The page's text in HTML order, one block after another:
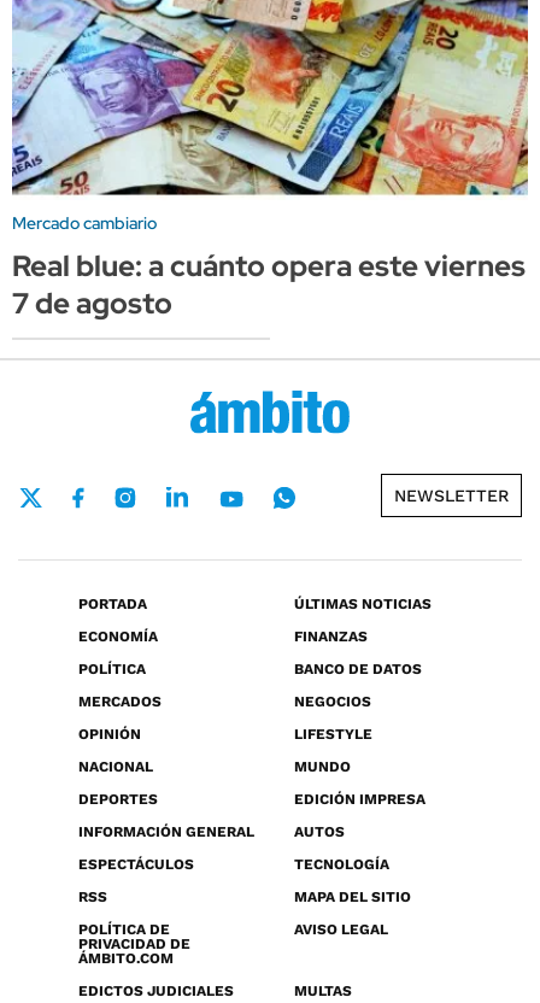
Mercado cambiario
Real blue: a cuánto opera este viernes
7 de agosto
NEWSLETTER
PORTADA
ÚLTIMAS NOTICIAS
ECONOMÍA
FINANZAS
POLÍTICA
BANCO DE DATOS
MERCADOS
NEGOCIOS
OPINIÓN
LIFESTYLE
NACIONAL
MUNDO
DEPORTES
EDICIÓN IMPRESA
INFORMACIÓN GENERAL
AUTOS
ESPECTÁCULOS
TECNOLOGÍA
RSS
MAPA DEL SITIO
POLÍTICA DE
PRIVACIDAD DE
ÁMBITO.COM
AVISO LEGAL
EDICTOS JUDICIALES MULTAS